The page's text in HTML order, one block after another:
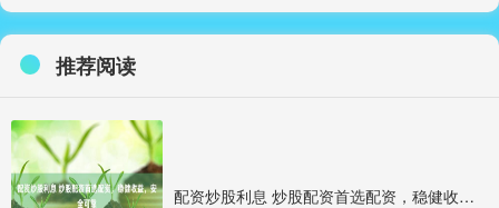
推荐阅读
配资炒股利息 炒股配资首选配资，稳健收益，安全可靠